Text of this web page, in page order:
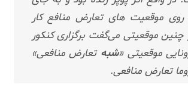
موقعیت های تعارض منافع کار
چنین موقعیتی می‌گفت برگزاری کنکور
موقعیتی «شبه تعارض منافعی»
تعارض منافعی.